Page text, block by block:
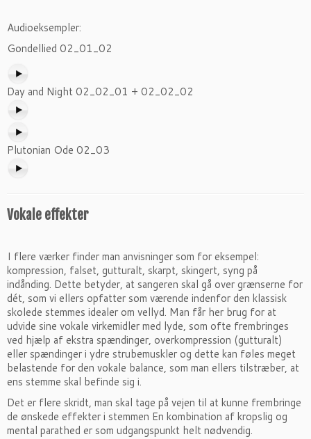
Audioeksempler:
Gondellied 02_01_02
Day and Night 02_02_01 + 02_02_02
Plutonian Ode 02_03
Vokale effekter
I flere værker finder man anvisninger som for eksempel:
kompression, falset, gutturalt, skarpt, skingert, syng på
indånding. Dette betyder, at sangeren skal gå over grænserne for
dét, som vi ellers opfatter som værende indenfor den klassisk
skolede stemmes idealer om vellyd. Man får her brug for at
udvide sine vokale virkemidler med lyde, som ofte frembringes
ved hjælp af ekstra spændinger, overkompression (gutturalt)
eller spændinger i ydre strubemuskler og dette kan føles meget
belastende for den vokale balance, som man ellers tilstræber, at
ens stemme skal befinde sig i.
Det er flere skridt, man skal tage på vejen til at kunne frembringe
de ønskede effekter i stemmen En kombination af kropslig og
mental parathed er som udgangspunkt helt nødvendig.